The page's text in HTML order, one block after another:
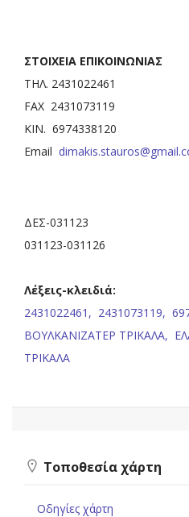
ΣΤΟΙΧΕΙΑ ΕΠΙΚΟΙΝΩΝΙΑΣ
ΤΗΛ. 2431022461
FAX 2431073119
ΚΙΝ. 6974338120
Email
ΔΕΣ-031123
031123-031126
Λέξεις-κλειδιά:
2431022461, 2431073119,
ΒΟΥΛΚΑΝΙΖΑΤΕΡ ΤΡΙΚΑΛΑ,
ΤΡΙΚΑΛΑ
Τοποθεσία χάρτη
Οδηγίες χάρτη